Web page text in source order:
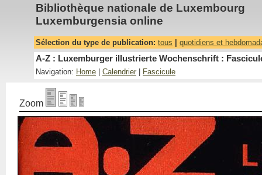
Bibliothèque nationale de Luxembourg
Luxemburgensia online
Sélection du type de publication: tous quotidiens et
A-Z : Luxemburger illustrierte Wochenschrift :
Navigation: Home Calendrier Fascicule
Zoom